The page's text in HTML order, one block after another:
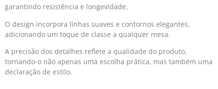
garantindo resistência e longevidade.
O design incorpora linhas suaves e contornos elegantes,
adicionando um toque de classe a qualquer mesa.
A precisão dos detalhes reflete a qualidade do produto,
tornando-o não apenas uma escolha prática, mas também uma
declaração de estilo.